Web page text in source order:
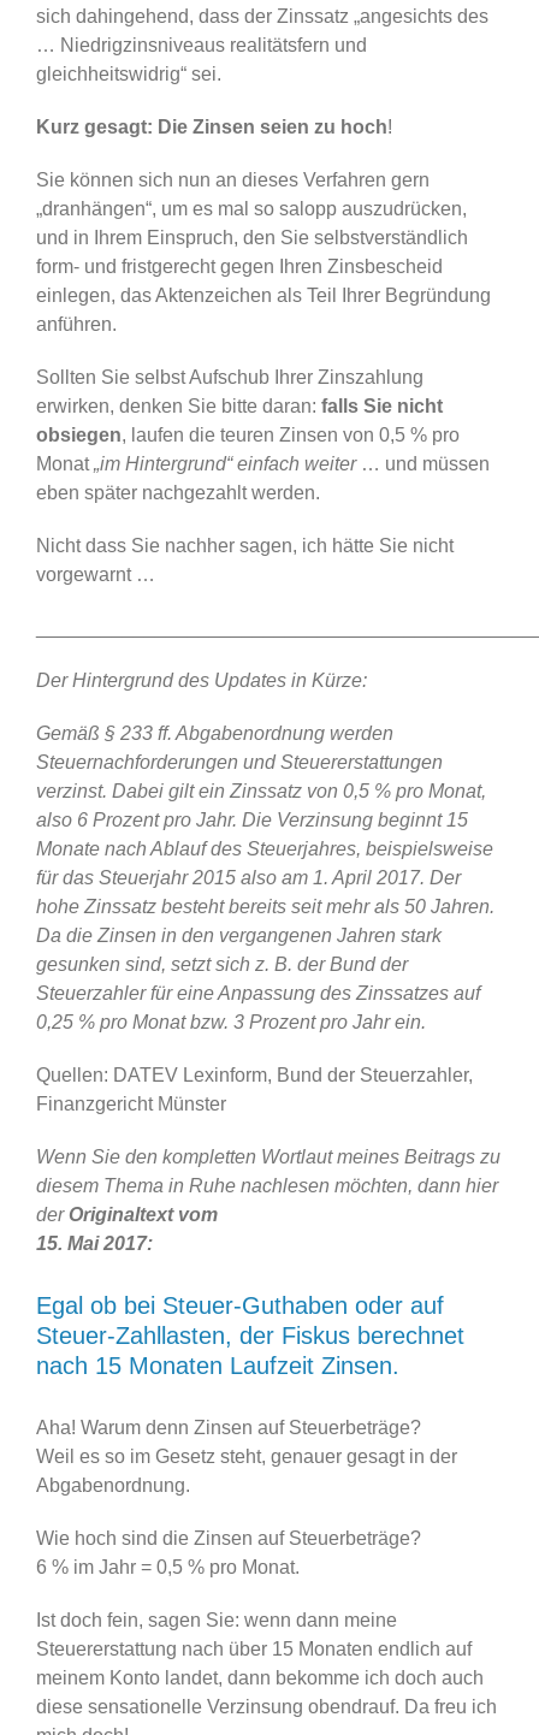
sich dahingehend, dass der Zinssatz „angesichts des
… Niedrigzinsniveaus realitätsfern und
gleichheitswidrig“ sei.
Kurz gesagt: Die Zinsen seien zu hoch!
Sie können sich nun an dieses Verfahren gern
„dranhängen“, um es mal so salopp auszudrücken,
und in Ihrem Einspruch, den Sie selbstverständlich
form- und fristgerecht gegen Ihren Zinsbescheid
einlegen, das Aktenzeichen als Teil Ihrer Begründung
anführen.
Sollten Sie selbst Aufschub Ihrer Zinszahlung
erwirken, denken Sie bitte daran: falls Sie nicht
obsiegen, laufen die teuren Zinsen von 0,5 % pro
Monat„im Hintergrund“ einfach weiter… und müssen
eben später nachgezahlt werden.
Nicht dass Sie nachher sagen, ich hätte Sie nicht
vorgewarnt …
Der Hintergrund des Updates in Kürze:
Gemäß § 233 ff. Abgabenordnung werden
Steuernachforderungen und Steuererstattungen
verzinst. Dabei gilt ein Zinssatz von 0,5 % pro Monat,
also 6 Prozent pro Jahr. Die Verzinsung beginnt 15
Monate nach Ablauf des Steuerjahres, beispielsweise
für das Steuerjahr 2015 also am 1. April 2017. Der
hohe Zinssatz besteht bereits seit mehr als 50 Jahren.
Da die Zinsen in den vergangenen Jahren stark
gesunken sind, setzt sich z. B. der Bund der
Steuerzahler für eine Anpassung des Zinssatzes auf
0,25 % pro Monat bzw. 3 Prozent pro Jahr ein.
Quellen: DATEV Lexinform, Bund der Steuerzahler,
Finanzgericht Münster
Wenn Sie den kompletten Wortlaut meines Beitrags zu
diesem Thema in Ruhe nachlesen möchten, dann hier
derOriginaltext vom
15. Mai 2017:
Egal ob bei Steuer-Guthaben oder auf
Steuer-Zahllasten, der Fiskus berechnet
nach 15 Monaten Laufzeit Zinsen.
Aha! Warum denn Zinsen auf Steuerbeträge?
Weil es so im Gesetz steht, genauer gesagt in der
Abgabenordnung.
Wie hoch sind die Zinsen auf Steuerbeträge?
6 % im Jahr = 0,5 % pro Monat.
Ist doch fein, sagen Sie: wenn dann meine
Steuererstattung nach über 15 Monaten endlich auf
meinem Konto landet, dann bekomme ich doch auch
diese sensationelle Verzinsung obendrauf. Da freu ich